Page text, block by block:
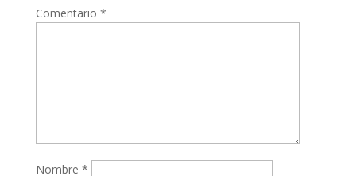
Comentario *
Nombre *